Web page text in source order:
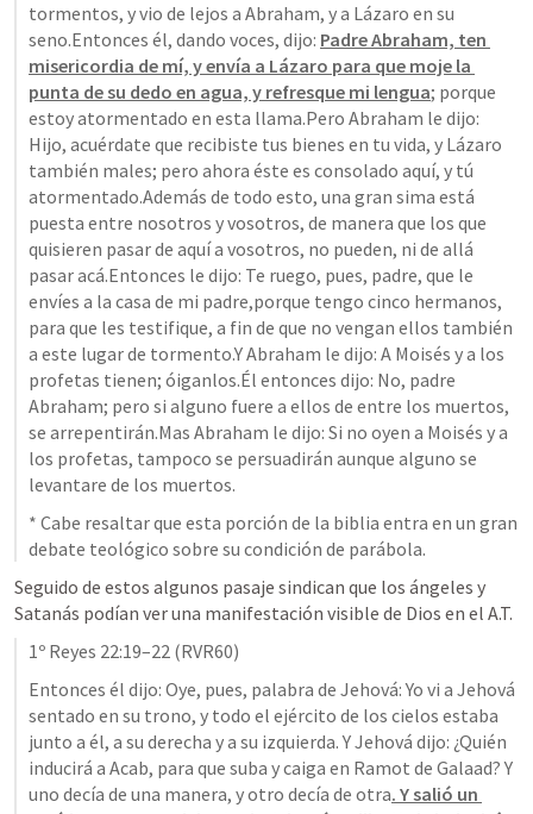
tormentos, y vio de lejos a Abraham, y a Lázaro en su
seno.Entonces él, dando voces, dijo: Padre Abraham, ten
misericordia de mí, y envía a Lázaro para que moje la
punta de su dedo en agua, y refresque mi lengua; porque
estoy atormentado en esta llama.Pero Abraham le dijo:
Hijo, acuérdate que recibiste tus bienes en tu vida, y Lázaro
también males; pero ahora éste es consolado aquí, y tú
atormentado.Además de todo esto, una gran sima está
puesta entre nosotros y vosotros, de manera que los que
quisieren pasar de aquí a vosotros, no pueden, ni de allá
pasar acá.Entonces le dijo: Te ruego, pues, padre, que le
envíes a la casa de mi padre,porque tengo cinco hermanos,
para que les testifique, a fin de que no vengan ellos también
a este lugar de tormento.Y Abraham le dijo: A Moisés y a los
profetas tienen; óiganlos.Él entonces dijo: No, padre
Abraham; pero si alguno fuere a ellos de entre los muertos,
se arrepentirán.Mas Abraham le dijo: Si no oyen a Moisés y a
los profetas, tampoco se persuadirán aunque alguno se
levantare de los muertos.
* Cabe resaltar que esta porción de la biblia entra en un gran
debate teológico sobre su condición de parábola.
Seguido de estos algunos pasaje sindican que los ángeles y
Satanás podían ver una manifestación visible de Dios en el A.T.
1º Reyes 22:19–22 (RVR60)
Entonces él dijo: Oye, pues, palabra de Jehová: Yo vi a Jehová
sentado en su trono, y todo el ejército de los cielos estaba
junto a él, a su derecha y a su izquierda. Y Jehová dijo: ¿Quién
inducirá a Acab, para que suba y caiga en Ramot de Galaad? Y
uno decía de una manera, y otro decía de otra. Y salió un